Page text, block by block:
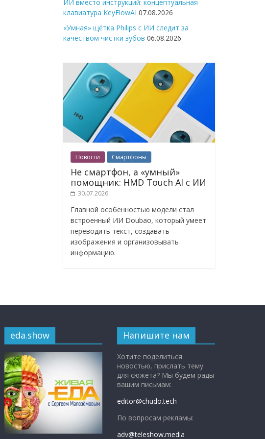
ИИ вместо инструкций: концептуальная
клавиатура KeyFlowAI 07.08.2026
«Умная» щётка Philips с ИИ следит за
качеством чистки зубов 06.08.2026
Новости Смартфоны
Не смартфон, а «умный»
помощник: HMD Touch AI с ИИ
30.07.2026
Главной особенностью модели стал
встроенный ИИ Doubao, который умеет
переводить текст, создавать
изображения и организовывать
информацию.
eda.show Напишите нам
Хотите поделиться
новостью, прислать тему
для сюжета? Мы будем рады
вашим письмам:
editor@chudo.tech
По вопросам рекламы:
adv@teleshow.media